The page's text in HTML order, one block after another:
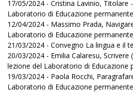
17/05/2024 - Cristina Lavinio, Titolare
Laboratorio di Educazione
12/04/2024 - Massimo Prada,
Laboratorio di Educazione
21/03/2024 - Convegno La lingua e il
20/03/2024 - Emilia Calaresu, Scrivere
lezione del Laboratorio di Educazione
19/03/2024 - Paola Rocchi,
Laboratorio di Educazione